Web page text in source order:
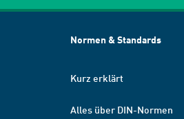
Normen & Standards
Kurz erklärt
Alles über DIN-Normen